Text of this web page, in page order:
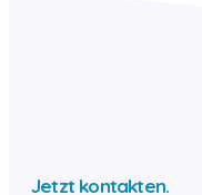
Jetzt kontakten.